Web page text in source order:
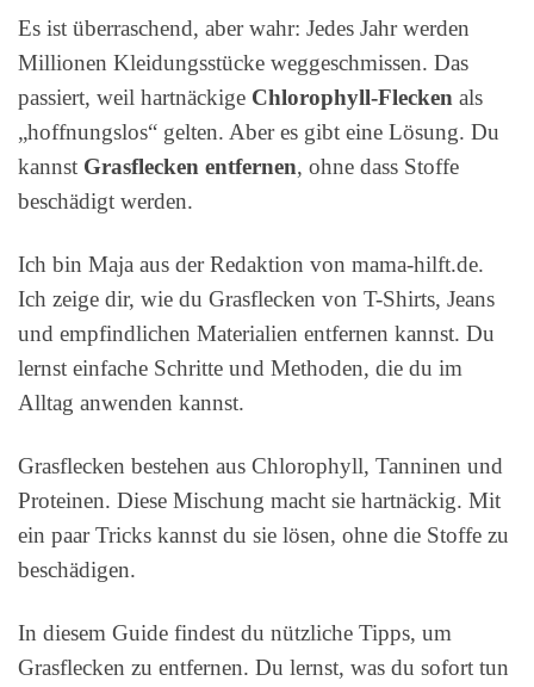
Es ist überraschend, aber wahr: Jedes Jahr werden
Millionen Kleidungsstücke weggeschmissen. Das
passiert, weil hartnäckige Chlorophyll-Flecken als
„hoffnungslos“ gelten. Aber es gibt eine Lösung. Du
kannst Grasflecken entfernen, ohne dass Stoffe
beschädigt werden.
Ich bin Maja aus der Redaktion von mama-hilft.de.
Ich zeige dir, wie du Grasflecken von T-Shirts, Jeans
und empfindlichen Materialien entfernen kannst. Du
lernst einfache Schritte und Methoden, die du im
Alltag anwenden kannst.
Grasflecken bestehen aus Chlorophyll, Tanninen und
Proteinen. Diese Mischung macht sie hartnäckig. Mit
ein paar Tricks kannst du sie lösen, ohne die Stoffe zu
beschädigen.
In diesem Guide findest du nützliche Tipps, um
Grasflecken zu entfernen. Du lernst, was du sofort tun